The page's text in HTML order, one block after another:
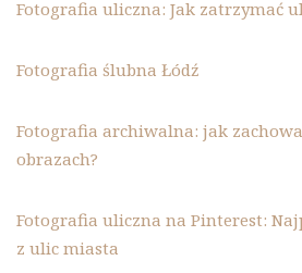
Fotografia uliczna: Jak zatrzymać
Fotografia ślubna Łódź
Fotografia archiwalna: jak
obrazach?
Fotografia uliczna na Pinterest:
z ulic miasta